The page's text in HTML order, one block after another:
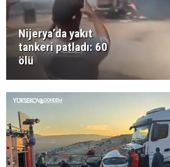
Nijerya’da yakıt
tankeri patladı: 60
ölü